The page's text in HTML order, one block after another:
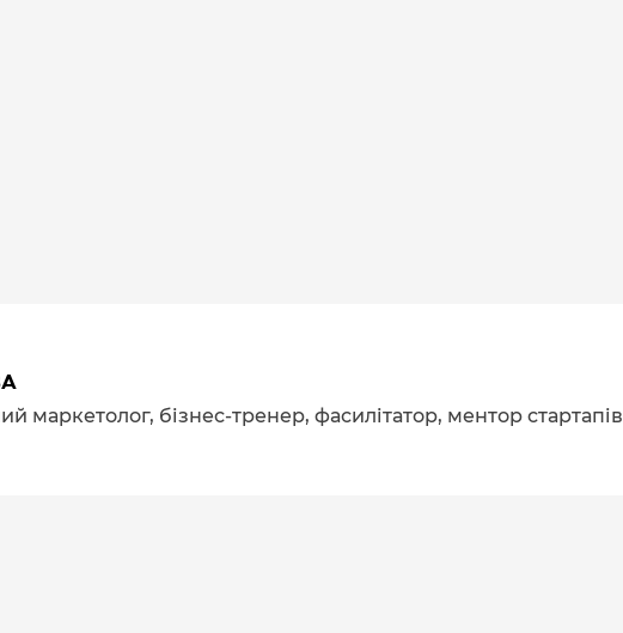
маркетолог, бізнес-тренер, фасилітатор, ментор стартапів